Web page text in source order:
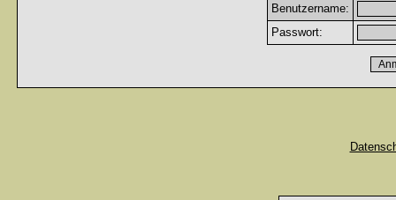
Benutzername:
Passwort: